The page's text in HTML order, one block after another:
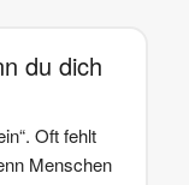
du dich
Oft fehlt
Menschen